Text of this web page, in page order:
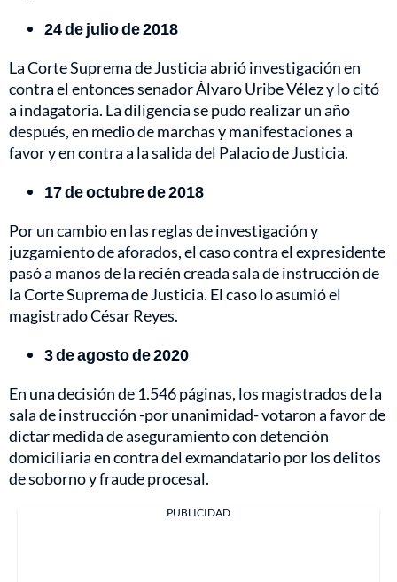
24 de julio de 2018
La Corte Suprema de Justicia abrió investigación en
contra el entonces senador Álvaro Uribe Vélez y lo citó
a indagatoria. La diligencia se pudo realizar un año
después, en medio de marchas y manifestaciones a
favor y en contra a la salida del Palacio de Justicia.
17 de octubre de 2018
Por un cambio en las reglas de investigación y
juzgamiento de aforados, el caso contra el expresidente
pasó a manos de la recién creada sala de instrucción de
la Corte Suprema de Justicia. El caso lo asumió el
magistrado César Reyes.
3 de agosto de 2020
En una decisión de 1.546 páginas, los magistrados de la
sala de instrucción -por unanimidad- votaron a favor de
dictar medida de aseguramiento con detención
domiciliaria en contra del exmandatario por los delitos
de soborno y fraude procesal.
PUBLICIDAD